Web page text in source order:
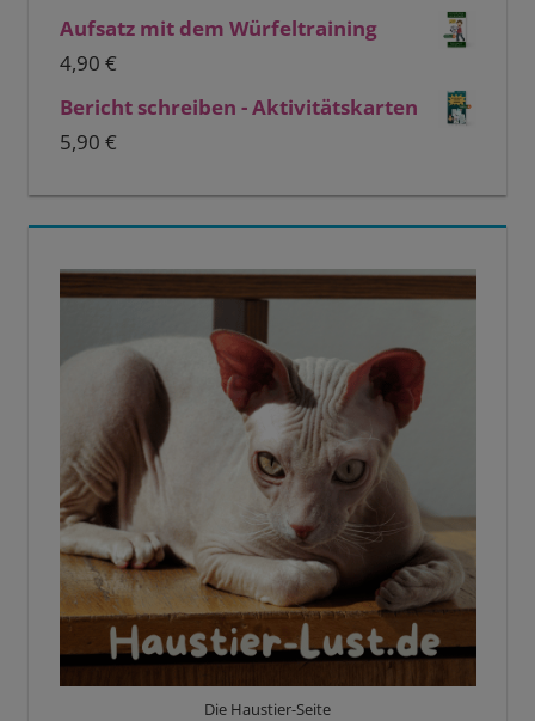
Aufsatz mit dem Würfeltraining
4,90 €
Bericht schreiben - Aktivitätskarten
5,90 €
Die Haustier-Seite